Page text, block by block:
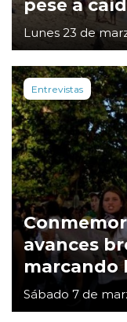
Lunes 23 de
Entrevistas
avances
marcando
Sábado 7 de